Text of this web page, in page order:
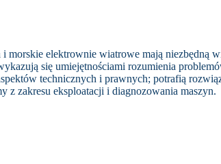
morskie elektrownie wiatrowe mają niezbędną
się umiejętnościami rozumienia
technicznych i prawnych; potrafią
z zakresu eksploatacji i diagnozowania maszyn.